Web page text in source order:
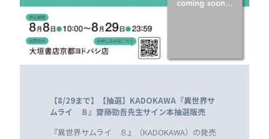
【8/29まで】【抽選】KADOKAWA『異世界サ
ムライ ８』齋藤勁吾先生サイン本抽選販売
『異世界サムライ ８』（KADOKAWA）の発売